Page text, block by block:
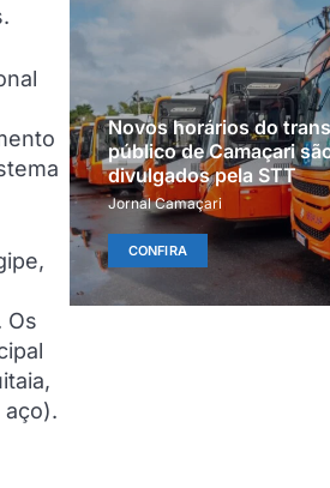
Os
Novos horários do
público de Camaçari
divulgados pela STT
Jornal Camaçari
CONFIRA